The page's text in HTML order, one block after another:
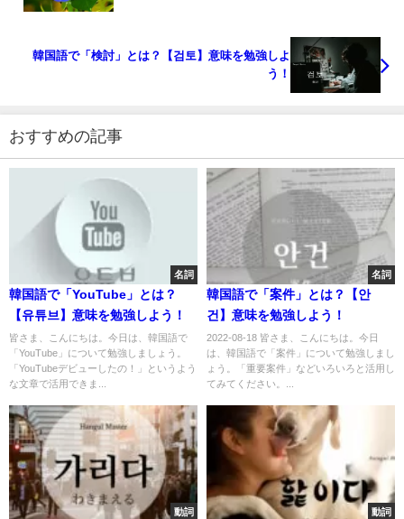
韓国語で「検討」とは？【검토】意味を勉強しよ
う！
おすすめの記事
名詞
韓国語で「YouTube」とは？
【유튜브】意味を勉強しよう！
皆さま、こんにちは。今日は、韓国語で
「YouTube」について勉強しましょう。
「YouTubeデビューしたの！」というよう
な文章で活用できま...
名詞
韓国語で「案件」とは？【안
건】意味を勉強しよう！
2022-08-18 皆さま、こんにちは。今日
は、韓国語で「案件」について勉強しまし
ょう。「重要案件」などいろいろと活用し
てみてください。...
動詞 動詞